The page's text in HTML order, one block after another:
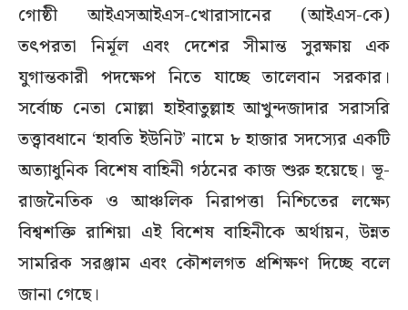
গোষ্ঠী আইএসআইএস-খোরাসানের (আইএস-কে)
তৎপরতা নির্মূল এবং দেশের সীমান্ত সুরক্ষায় এক
যুগান্তকারী পদক্ষেপ নিতে যাচ্ছে তালেবান সরকার।
সর্বোচ্চ নেতা মোল্লা হাইবাতুল্লাহ আখুন্দজাদার সরাসরি
তত্ত্বাবধানে ‘হাবতি ইউনিট’ নামে ৮ হাজার সদস্যের একটি
অত্যাধুনিক বিশেষ বাহিনী গঠনের কাজ শুরু হয়েছে। ভূ-
রাজনৈতিক ও আঞ্চলিক নিরাপত্তা নিশ্চিতের লক্ষ্যে
বিশ্বশক্তি রাশিয়া এই বিশেষ বাহিনীকে অর্থায়ন, উন্নত
সামরিক সরঞ্জাম এবং কৌশলগত প্রশিক্ষণ দিচ্ছে বলে
জানা গেছে।